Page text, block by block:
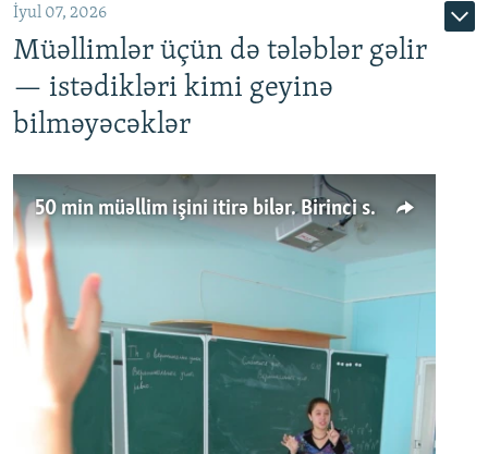
İyul 07, 2026
Müəllimlər üçün də tələblər gəlir
— istədikləri kimi geyinə
bilməyəcəklər
50 min müəllim işini itirə bilər. Birinci sinfə gedənlər azalır